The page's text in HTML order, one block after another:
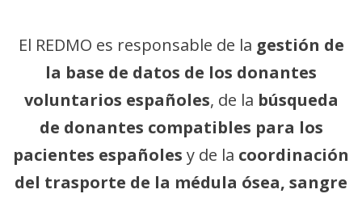
El REDMO es responsable de la gestión de
la base de datos de los donantes
voluntarios españoles, de la búsqueda
de donantes compatibles para los
pacientes españoles y de la coordinación
del trasporte de la médula ósea, sangre